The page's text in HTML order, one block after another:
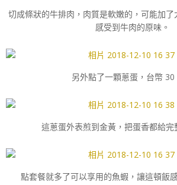
切成條狀的牛排肉，肉質是軟嫩的，可能加
感受到牛肉的原味。
另外點了一顆蔥蛋，台幣 30
這蔥蛋外表煎到金黃，把蛋香都給完
點套餐就多了可以享用的魚蝦，讓這頓飯